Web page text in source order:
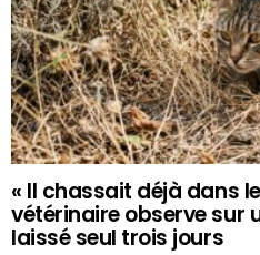
« Il chassait déjà dans
vétérinaire observe sur
laissé seul trois jours